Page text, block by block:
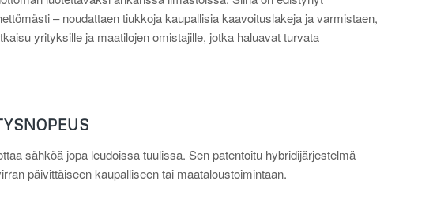
– noudattaen tiukkoja kaupallisia kaavoituslakeja ja varmistaen,
yrityksille ja maatilojen omistajille, jotka haluavat turvata
sähköä jopa leudoissa tuulissa. Sen patentoitu hybridijärjestelmä
päivittäiseen kaupalliseen tai maataloustoimintaan.